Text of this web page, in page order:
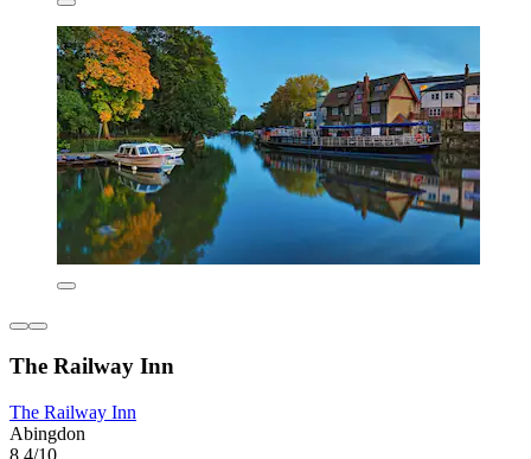
The Railway Inn
The Railway Inn
Abingdon
8,4/10